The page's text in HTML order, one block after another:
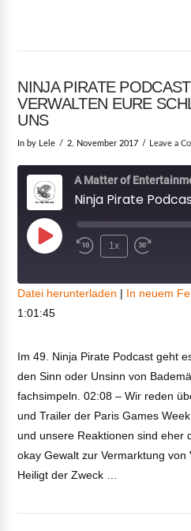
NINJA PIRATE
VERWALTEN EURE
UNS
In by Lele 2. November 2017 Leave a
A Matter of
Play
1x
TEILEN
LINK
Datei herunterladen | In neuem
1:01:45
Im 49. Ninja Pirate Podcast geht
den Sinn oder Unsinn von
fachsimpeln. 02:08 – Wir reden
und Trailer der Paris Games
und unsere Reaktionen sind eher
okay Gewalt zur Vermarktung
Heiligt der Zweck …